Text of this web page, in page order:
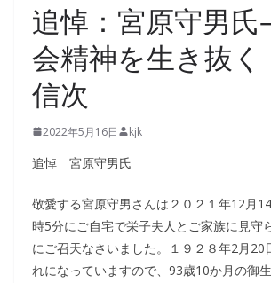
追悼：宮原守男
会精神を生き抜
信次
2022年5月16日 kjk
追悼 宮原守男氏
敬愛する宮原守男さんは２０２１年12月
時5分にご自宅で栄子夫人とご家族に見守
にご召天なさいました。１９２８年2月20
れになっていますので、93歳10か月の御生